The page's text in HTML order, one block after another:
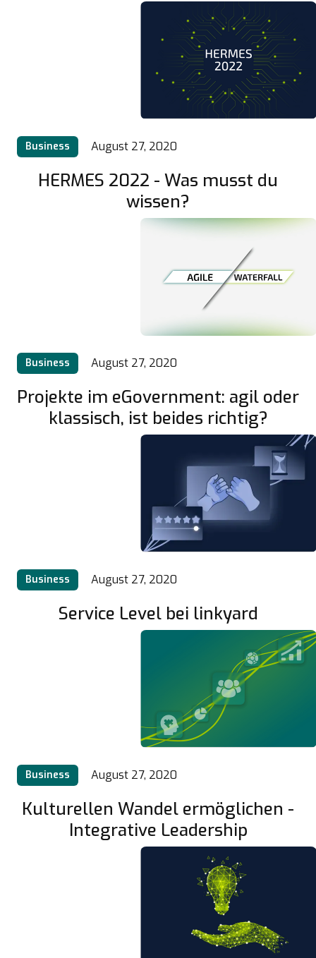
Business August 27, 2020
HERMES 2022 - Was musst du
wissen?
Business August 27, 2020
Projekte im eGovernment: agil oder
klassisch, ist beides richtig?
Business August 27, 2020
Service Level bei linkyard
Business August 27, 2020
Kulturellen Wandel ermöglichen -
Integrative Leadership